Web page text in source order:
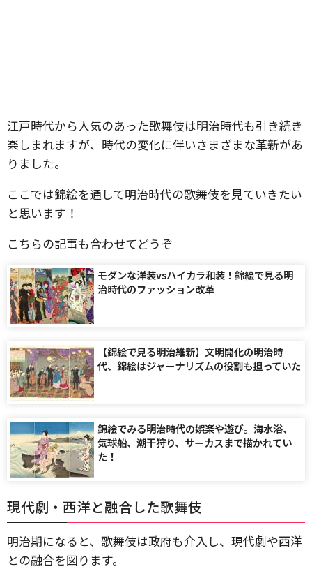
江戸時代から人気のあった歌舞伎は明治時代も引き続き
楽しまれますが、時代の変化に伴いさまざまな革新があ
りました。
ここでは錦絵を通して明治時代の歌舞伎を見ていきたい
と思います！
こちらの記事も合わせてどうぞ
モダンな洋装vsハイカラ和装！錦絵で見る明
治時代のファッション改革
【錦絵で見る明治維新】文明開化の明治時
代、錦絵はジャーナリズムの役割も担っていた
錦絵でみる明治時代の娯楽や遊び。海水浴、
気球船、潮干狩り、サーカスまで描かれてい
た！
現代劇・西洋と融合した歌舞伎
明治期になると、歌舞伎は政府も介入し、現代劇や西洋
との融合を図ります。